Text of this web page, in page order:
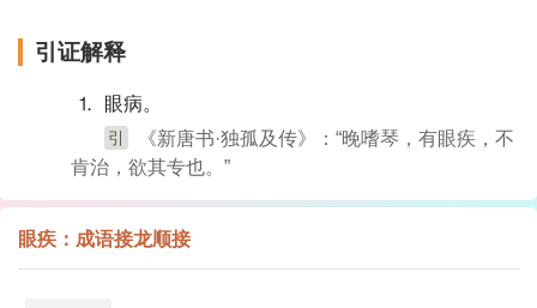
引证解释
⒈ 眼病。
引
《新唐书·独孤及传》：“晚嗜琴，有眼疾，不
肯治，欲其专也。”
眼疾：成语接龙顺接